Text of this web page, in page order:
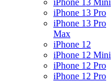
iPhone 13 Mini
iPhone 13 Pro
iPhone 13 Pro
Max
iPhone 12
iPhone 12 Mini
iPhone 12 Pro
iPhone 12 Pro